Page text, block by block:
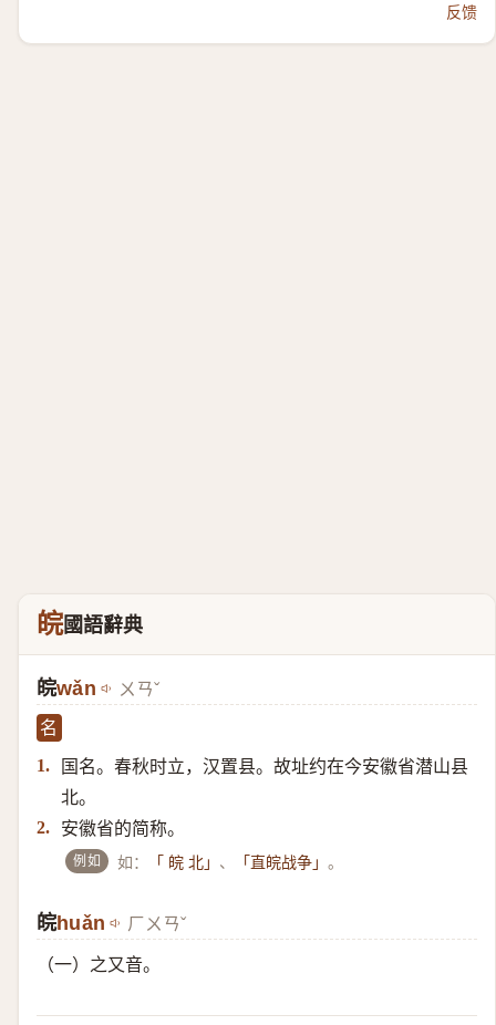
反馈
皖國語辭典
皖wǎn ㄨㄢˇ
名
1.
国名。春秋时立，汉置县。故址约在今安徽省潜山县
北。
2. 安徽省的简称。
例如 如： 「 皖 北」 、 「直皖战争」。
皖​huǎn ㄏㄨㄢˇ
（一）​之又音。